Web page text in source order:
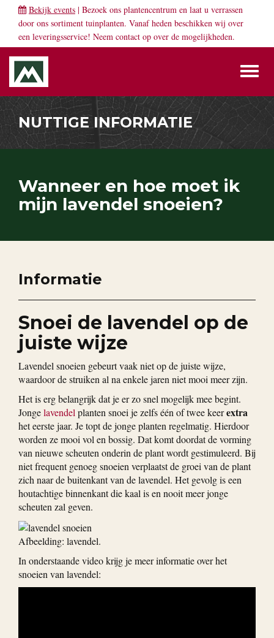
Bekijk events | Bezoek ons plantencentrum en laat u verrassen
door ons sortiment tuinplanten. Vanaf heden beschikken wij over
een leveringsservice! Neem contact op over de mogelijkheden.
NUTTIGE INFORMATIE
Wanneer en hoe moet ik
mijn lavendel snoeien?
Informatie
Snoei de lavendel op de
juiste wijze
Lavendel snoeien gebeurt vaak niet op de juiste wijze,
waardoor de struiken al na enkele jaren niet mooi meer zijn.
Het is erg belangrijk dat je er zo snel mogelijk mee begint.
Jongelavendel planten snoei je zelfs één of twee keerextra
het eerste jaar. Je topt de jonge planten regelmatig. Hierdoor
worden ze mooi vol en bossig. Dat komt doordat de vorming
van nieuwe scheuten onderin de plant wordt gestimuleerd. Bij
niet frequent genoeg snoeien verplaatst de groei van de plant
zich naar de buitenkant van de lavendel. Het gevolg is een
houtachtige binnenkant die kaal is en nooit meer jonge
scheuten zal geven.
Afbeelding: lavendel.
In onderstaande video krijg je meer informatie over het
snoeien van lavendel: